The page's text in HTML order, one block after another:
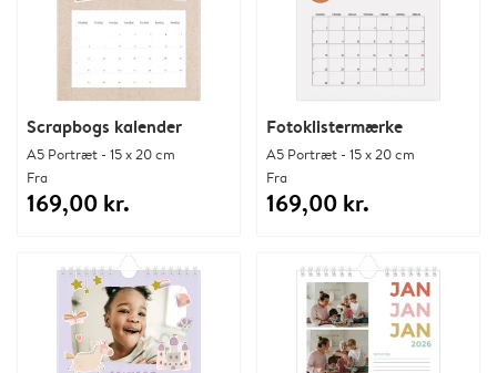
Scrapbogs kalender
A5 Portræt - 15 x 20 cm
Fra
169,00 kr.
Fotoklistermærke
A5 Portræt - 15 x 20 cm
Fra
169,00 kr.